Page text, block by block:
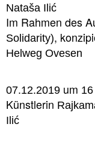
Nataša Ilić
Im Rahmen des
Solidarity),
Helweg Ovesen
07.12.2019 um
Künstlerin
Ilić